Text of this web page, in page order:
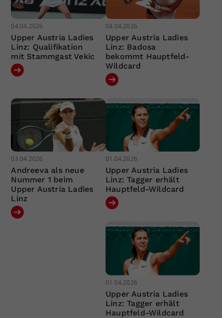
04.04.2026
Upper Austria Ladies
Linz: Qualifikation
mit Stammgast Vekic
04.04.2026
Upper Austria Ladies
Linz: Badosa
bekommt Hauptfeld-
Wildcard
03.04.2026
Andreeva als neue
Nummer 1 beim
Upper Austria Ladies
Linz
01.04.2026
Upper Austria Ladies
Linz: Tagger erhält
Hauptfeld-Wildcard
01.04.2026
Upper Austria Ladies
Linz: Tagger erhält
Hauptfeld-Wildcard